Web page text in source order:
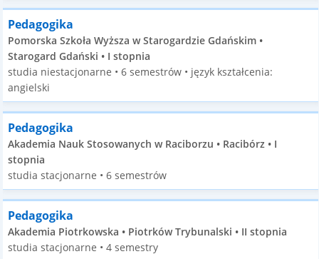
Pedagogika
Pomorska Szkoła Wyższa w Starogardzie Gdańskim •
Starogard Gdański • I stopnia
studia niestacjonarne • 6 semestrów • język kształcenia:
angielski
Pedagogika
Akademia Nauk Stosowanych w Raciborzu • Racibórz • I
stopnia
studia stacjonarne • 6 semestrów
Pedagogika
Akademia Piotrkowska • Piotrków Trybunalski • II stopnia
studia stacjonarne • 4 semestry